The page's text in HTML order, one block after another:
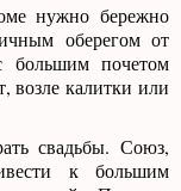
нужно бережно
оберегом от
большим почетом
возле калитки или
свадьбы. Союз,
к большим